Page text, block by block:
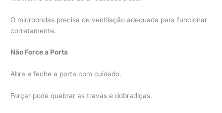
O microondas precisa de ventilação adequada para funcionar
corretamente.
Não Force a Porta
Abra e feche a porta com cuidado.
Forçar pode quebrar as travas e dobradiças.